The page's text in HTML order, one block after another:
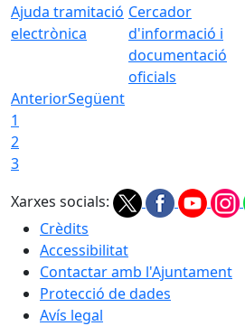
Ajuda tramitació
electrònica
Cercador
d'informació i
documentació
oficials
AnteriorSegüent
1
2
3
Xarxes socials:
Crèdits
Accessibilitat
Contactar amb l'Ajuntament
Protecció de dades
Avís legal